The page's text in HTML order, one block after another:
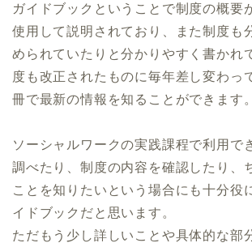
ガイドブックということで制度の概要
使用して説明されており、また制度も
められていたりと分かりやすく書かれ
度も改正されたものに毎年差し変わっ
冊で最新の情報を知ることができます。
ソーシャルワークの実践課程で利用で
調べたり、制度の内容を確認したり、
ことを知りたいという場合にも十分役
イドブックだと思います。
ただもう少し詳しいことや具体的な部